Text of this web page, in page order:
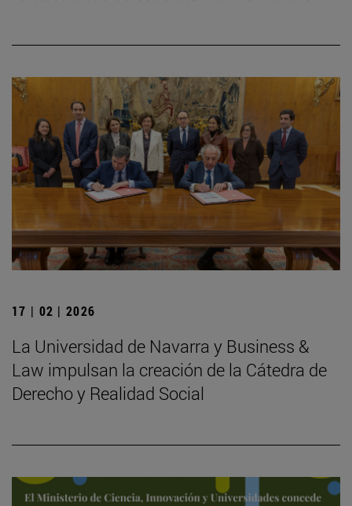
17 | 02 | 2026
La Universidad de Navarra y Business &
Law impulsan la creación de la Cátedra de
Derecho y Realidad Social